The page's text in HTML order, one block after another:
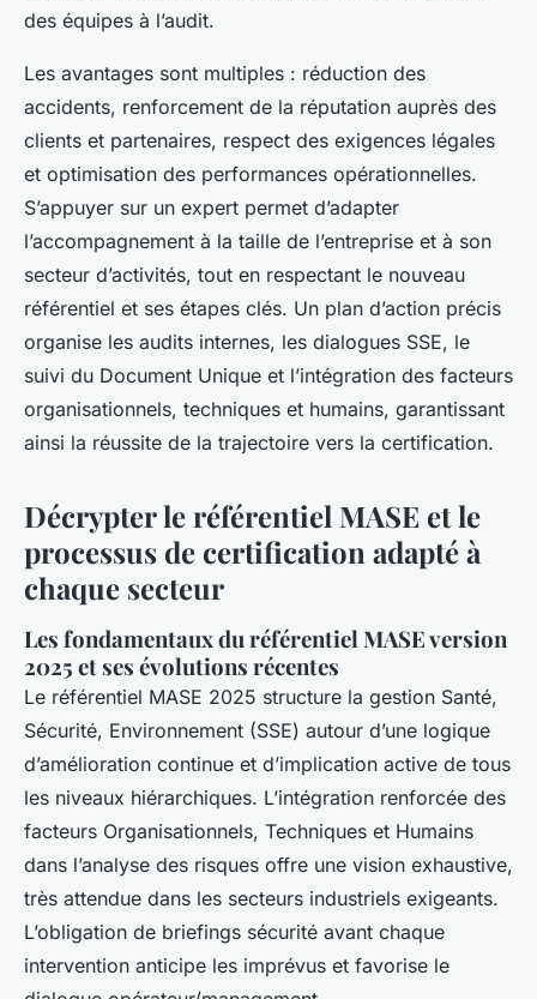
des équipes à l’audit.
Les avantages sont multiples : réduction des
accidents, renforcement de la réputation auprès des
clients et partenaires, respect des exigences légales
et optimisation des performances opérationnelles.
S’appuyer sur un expert permet d’adapter
l’accompagnement à la taille de l’entreprise et à son
secteur d’activités, tout en respectant le nouveau
référentiel et ses étapes clés. Un plan d’action précis
organise les audits internes, les dialogues SSE, le
suivi du Document Unique et l’intégration des facteurs
organisationnels, techniques et humains, garantissant
ainsi la réussite de la trajectoire vers la certification.
Décrypter le référentiel MASE et le
processus de certification adapté à
chaque secteur
Les fondamentaux du référentiel MASE version
2025 et ses évolutions récentes
Le référentiel MASE 2025 structure la gestion Santé,
Sécurité, Environnement (SSE) autour d’une logique
d’amélioration continue et d’implication active de tous
les niveaux hiérarchiques. L’intégration renforcée des
facteurs Organisationnels, Techniques et Humains
dans l’analyse des risques offre une vision exhaustive,
très attendue dans les secteurs industriels exigeants.
L’obligation de briefings sécurité avant chaque
intervention anticipe les imprévus et favorise le